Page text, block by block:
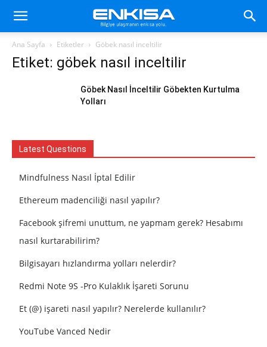
Ana Sayfa Etiketler Göbek nasıl inceltilir
Etiket: göbek nasıl inceltilir
Göbek Nasıl İnceltilir Göbekten Kurtulma
Yolları
Latest Questions
Mindfulness Nasıl İptal Edilir
Ethereum madenciliği nasıl yapılır?
Facebook şifremi unuttum, ne yapmam gerek? Hesabımı
nasıl kurtarabilirim?
Bilgisayarı hızlandırma yolları nelerdir?
Redmi Note 9S -Pro Kulaklık İşareti Sorunu
Et (@) işareti nasıl yapılır? Nerelerde kullanılır?
YouTube Vanced Nedir